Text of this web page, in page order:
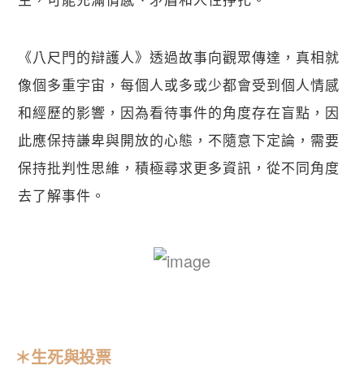
《八尺門的辯護人》透過故事向觀眾傳達，真相就
像個多重宇宙，每個人或多或少都會受到個人情感
和經歷的影響，因為看待事件的角度存在盲點，因
此應保持謙卑與開放的心態，不隨意下定論，需要
保持批判性思維，積極尋求更多資訊，從不同角度
去了解事件。
＊生死與投票